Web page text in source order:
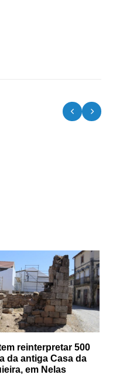
reinterpretar 500
da antiga Casa da
em Nelas